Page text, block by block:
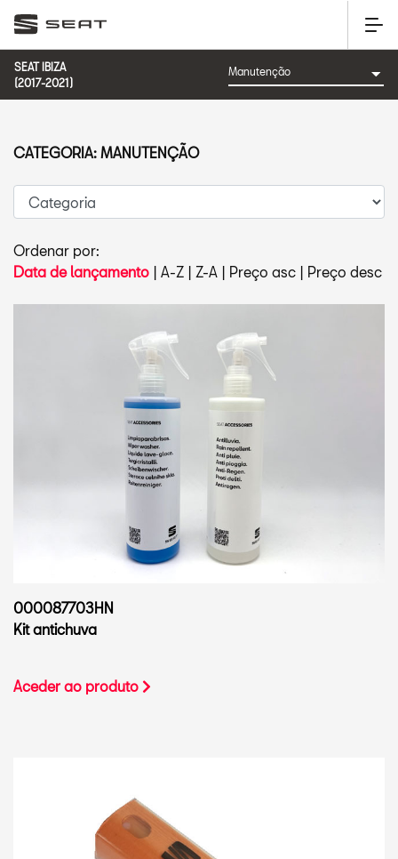
SEAT IBIZA
(2017-2021)
Ordenar por:
Data de lançamento | A-Z | Z-A | Preço asc | Preço desc
000087703HN
Kit antichuva
Aceder ao produto
CATEGORIA: MANUTENÇÃO